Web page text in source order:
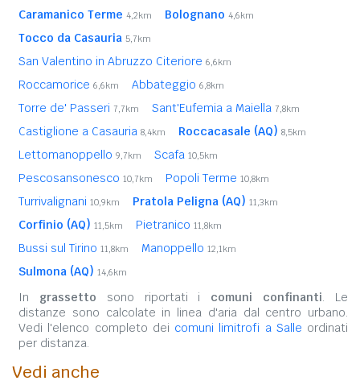
Caramanico Terme 4,2km Bolognano 4,6km
Tocco da Casauria 5,7km
San Valentino in Abruzzo Citeriore 6,6km
Roccamorice 6,6km Abbateggio 6,8km
Torre de' Passeri 7,7km Sant'Eufemia a Maiella 7,8km
Castiglione a Casauria 8,4km Roccacasale (AQ) 8,5km
Lettomanoppello 9,7km Scafa 10,5km
Pescosansonesco 10,7km Popoli Terme 10,8km
Turrivalignani 10,9km Pratola Peligna (AQ) 11,3km
Corfinio (AQ) 11,5km Pietranico 11,8km
Bussi sul Tirino 11,8km Manoppello 12,1km
Sulmona (AQ) 14,6km
In grassetto sono riportati i comuni confinanti. Le
distanze sono calcolate in linea d'aria dal centro urbano.
Vedi l'elenco completo dei comuni limitrofi a Salle ordinati
per distanza.
Vedi anche